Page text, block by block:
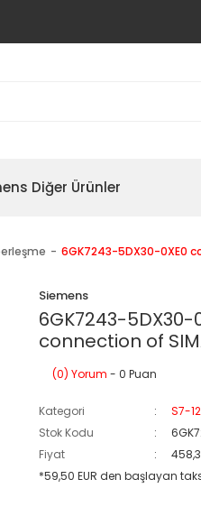
Diğer Ürünler
6GK7243-5DX30-0XE0
Siemens
6GK7243-
connection of
(0) Yorum - 0 Puan
Kategori
S7-
Stok Kodu
Fiyat
*59,50 EUR den başlayan